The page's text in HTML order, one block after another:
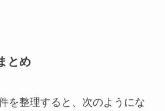
とめ
を整理すると、次のようにな